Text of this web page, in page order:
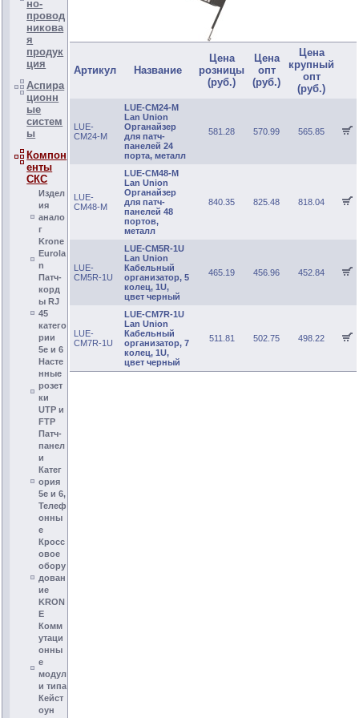
но-
провод
никова
я
продук
ция
Аспира
ционн
ые
систем
ы
Компон
енты
СКС
Издел
ия
анало
г
Krone
Eurola
n
Патч-
корд
ы RJ
45
катего
рии
5е и 6
Насте
нные
розет
ки
UTP и
FTP
Патч-
панел
и
Катег
ория
5e и 6,
Телеф
онны
е
Кросс
овое
обору
дован
ие
KRON
E
Комм
утаци
онны
е
модул
и типа
Кейст
оун
Артикул Название
Цена
розницы
(руб.)
Цена
опт
(руб.)
Цена
крупный
опт
(руб.)
LUE-
CM24-M
LUE-CM24-M
Lan Union
Органайзер
для патч-
панелей 24
порта, металл
581.28 570.99 565.85
LUE-
CM48-M
LUE-CM48-M
Lan Union
Органайзер
для патч-
панелей 48
портов,
металл
840.35 825.48 818.04
LUE-
CM5R-1U
LUE-CM5R-1U
Lan Union
Кабельный
организатор, 5
колец, 1U,
цвет черный
465.19 456.96 452.84
LUE-
CM7R-1U
LUE-CM7R-1U
Lan Union
Кабельный
организатор, 7
колец, 1U,
цвет черный
511.81 502.75 498.22